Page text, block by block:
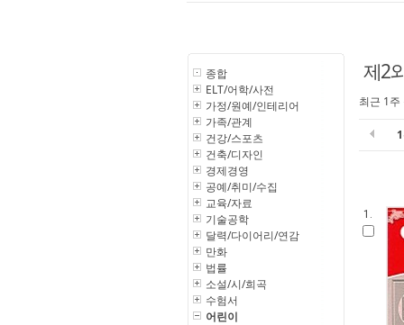
종합
ELT/어학/사전
가정/원예/인테리어
가족/관계
건강/스포츠
건축/디자인
경제경영
공예/취미/수집
교육/자료
기술공학
달력/다이어리/연감
만화
법률
소설/시/희곡
수험서
어린이
제2
최근 1
1.